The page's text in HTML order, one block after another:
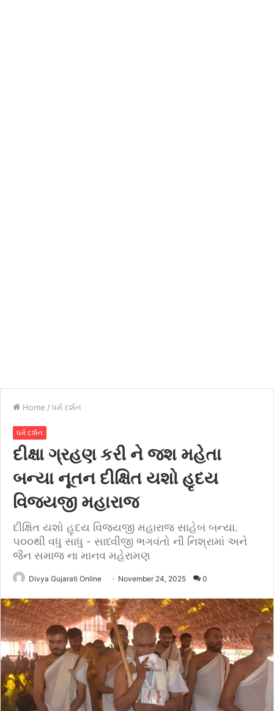
Home / ધર્મ દર્શન
ધર્મ દર્શન
દીક્ષા ગ્રહણ કરી ને જશ મહેતા
બન્યા નૂતન દીક્ષિત યશો હૃદય
વિજયજી મહારાજ
દીક્ષિત યશો હૃદય વિજયજી મહારાજ સાહેબ બન્યા.
૫૦૦થી વધુ સાધુ - સાધ્વીજી ભગવંતો ની નિશ્રામાં અને
જૈન સમાજ ના માનવ મહેરામણ
Divya Gujarati Online November 24, 2025 0